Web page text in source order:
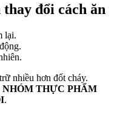
thay đổi cách ăn
lại.
nhiều hơn đốt cháy.
NHÓM THỰC PHẨM
.